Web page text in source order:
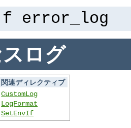
error_log
ログ
関連ディレクティブ
CustomLog
LogFormat
SetEnvIf